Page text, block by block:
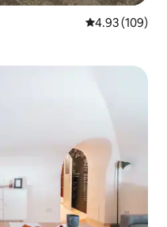
Calificación
4.93 (109)